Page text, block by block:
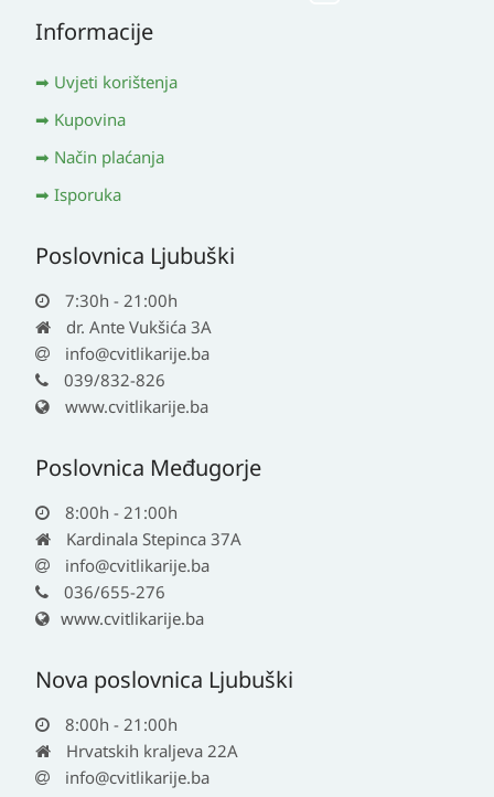
Informacije
Uvjeti korištenja
Kupovina
Način plaćanja
Isporuka
Poslovnica Ljubuški
7:30h - 21:00h
dr. Ante Vukšića 3A
info@cvitlikarije.ba
039/832-826
www.cvitlikarije.ba
Poslovnica Međugorje
8:00h - 21:00h
Kardinala Stepinca 37A
info@cvitlikarije.ba
036/655-276
www.cvitlikarije.ba
Nova poslovnica Ljubuški
8:00h - 21:00h
Hrvatskih kraljeva 22A
info@cvitlikarije.ba